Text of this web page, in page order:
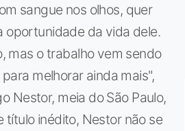
sangue nos olhos, quer
oportunidade da vida dele.
mas o trabalho vem sendo
melhorar ainda mais",
Nestor, meia do São Paulo,
título inédito, Nestor não se